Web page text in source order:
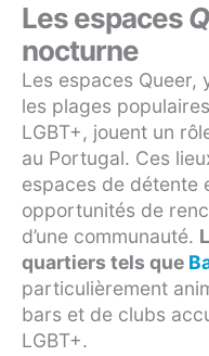
Les espaces
nocturne
Les espaces Queer,
les plages
LGBT+, jouent un
au Portugal. Ces
espaces de détente
opportunités de
d’une communauté.
quartiers tels que
particulièrement
bars et de clubs
LGBT+.